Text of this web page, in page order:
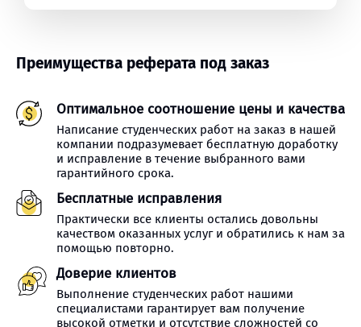
Преимущества реферата под заказ
Оптимальное соотношение цены и качества
Написание студенческих работ на заказ в нашей
компании подразумевает бесплатную доработку
и исправление в течение выбранного вами
гарантийного срока.
Бесплатные исправления
Практически все клиенты остались довольны
качеством оказанных услуг и обратились к нам за
помощью повторно.
Доверие клиентов
Выполнение студенческих работ нашими
специалистами гарантирует вам получение
высокой отметки и отсутствие сложностей со